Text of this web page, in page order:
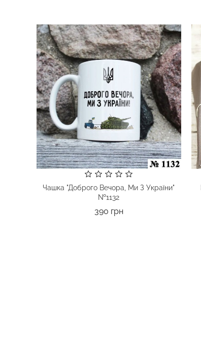
Чашка "Доброго Вечора, Ми З України"
№1132
390 грнЦіна